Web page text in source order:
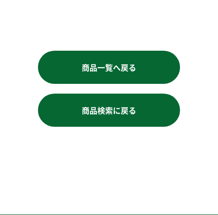
商品一覧へ戻る
商品検索に戻る